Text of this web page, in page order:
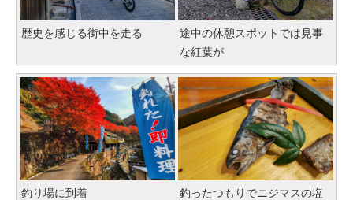
歴史を感じる街中を走る
途中の休憩スポットでは見事
な紅葉が
釣り場に到着
釣ったつもりでニジマスの塩